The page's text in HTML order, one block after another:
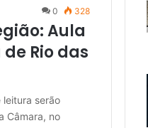
0 328
Aula
Rio das
serão
Câmara, no